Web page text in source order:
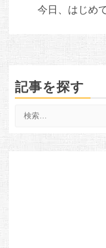
今日、はじめ
記事を探す